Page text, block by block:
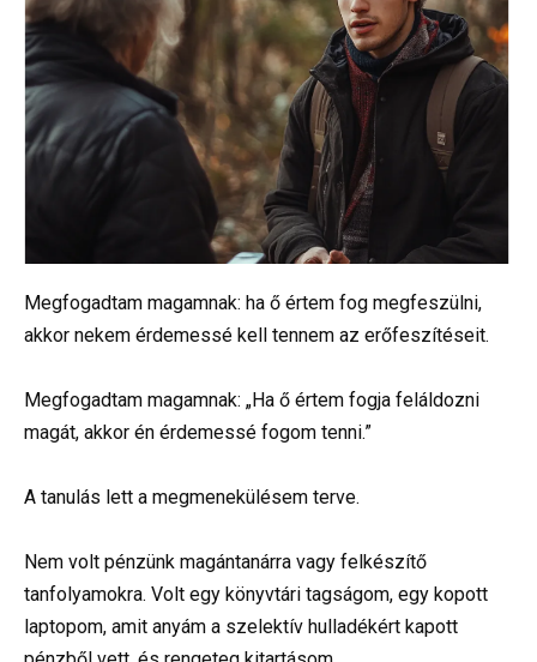
Megfogadtam magamnak: ha ő értem fog megfeszülni,
akkor nekem érdemessé kell tennem az erőfeszítéseit.
Megfogadtam magamnak: „Ha ő értem fogja feláldozni
magát, akkor én érdemessé fogom tenni.”
A tanulás lett a megmenekülésem terve.
Nem volt pénzünk magántanárra vagy felkészítő
tanfolyamokra. Volt egy könyvtári tagságom, egy kopott
laptopom, amit anyám a szelektív hulladékért kapott